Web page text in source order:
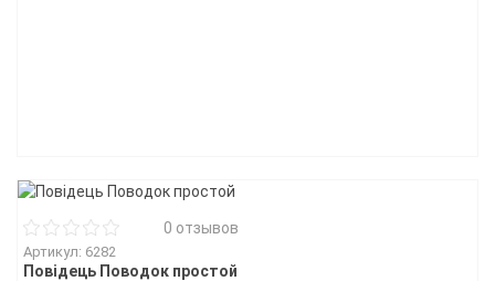
0 отзывов
Артикул: 6282
Повідець Поводок простой